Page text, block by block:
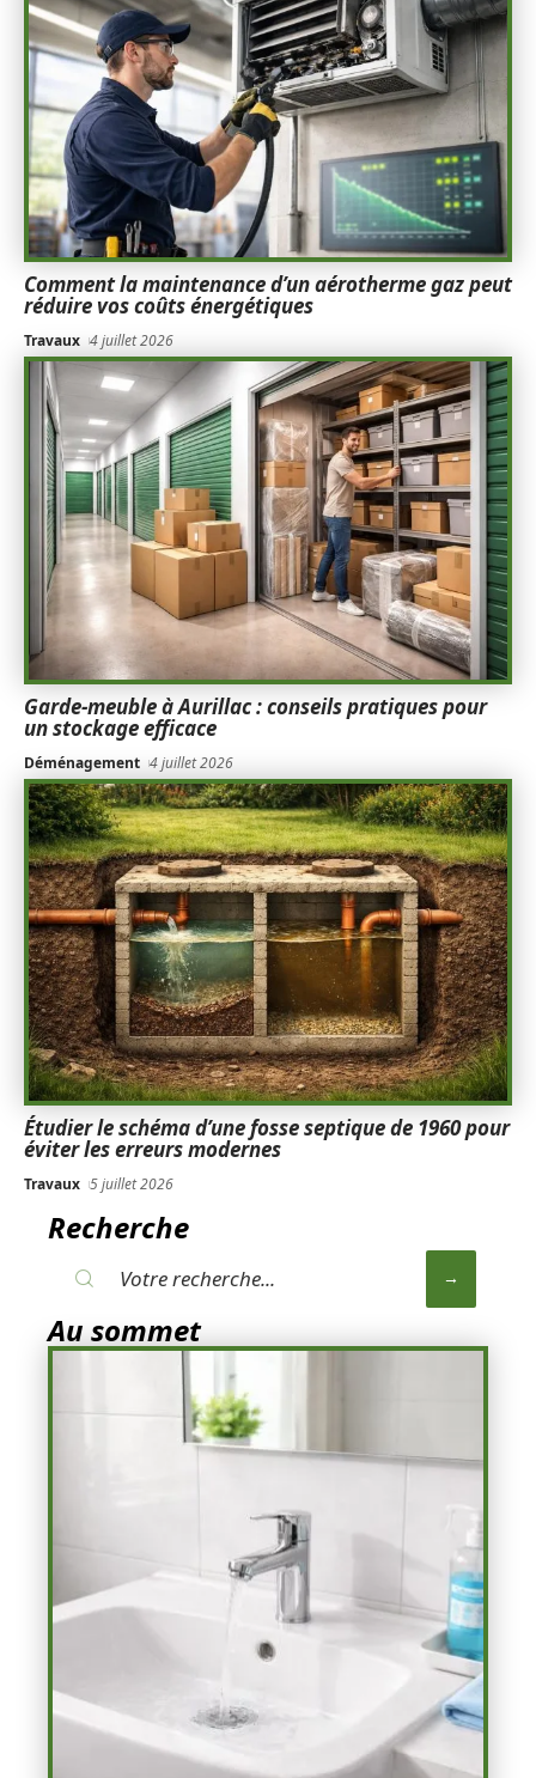
Comment la maintenance d’un aérotherme gaz peut
réduire vos coûts énergétiques
Travaux 4 juillet 2026
Garde-meuble à Aurillac : conseils pratiques pour
un stockage efficace
Déménagement 4 juillet 2026
Étudier le schéma d’une fosse septique de 1960 pour
éviter les erreurs modernes
Travaux 5 juillet 2026
Recherche
Au sommet